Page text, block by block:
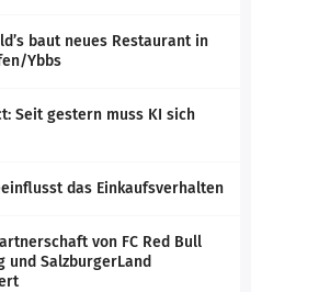
baut neues Restaurant in
Ybbs
Seit gestern muss KI sich
das Einkaufsverhalten
von FC Red Bull
und SalzburgerLand